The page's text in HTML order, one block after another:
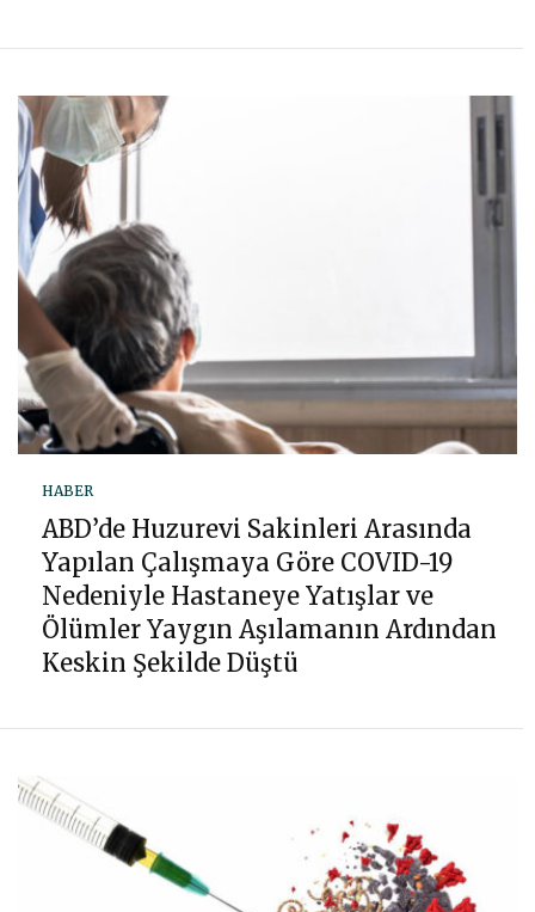
HABER
ABD’de Huzurevi Sakinleri Arasında
Yapılan Çalışmaya Göre COVID-19
Nedeniyle Hastaneye Yatışlar ve
Ölümler Yaygın Aşılamanın Ardından
Keskin Şekilde Düştü